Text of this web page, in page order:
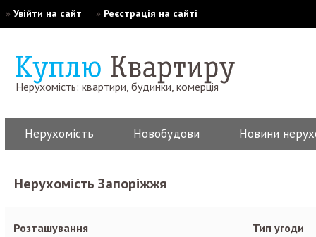
» Увійти на сайт » Реєстрація на сайті
Нерухомість: квартири, будинки, комерція
Нерухомість Новобудови Новини
Нерухомість Запоріжжя
Розташування
Тип угоди